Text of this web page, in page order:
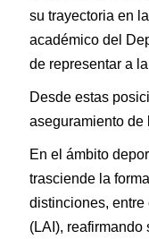
su trayectoria en
académico del
de representar a
Desde estas
aseguramiento de
En el ámbito
trasciende la
distinciones,
(LAI),